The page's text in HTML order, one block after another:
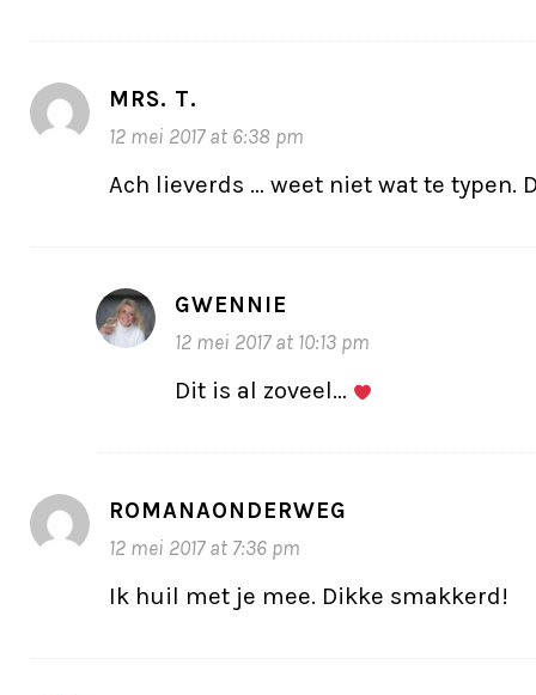
MRS. T.
12 mei 2017 at 6:38 pm
Ach lieverds … weet niet wat te typen.
GWENNIE
12 mei 2017 at 10:13 pm
Dit is al zoveel…
ROMANAONDERWEG
12 mei 2017 at 7:36 pm
Ik huil met je mee. Dikke smakkerd!